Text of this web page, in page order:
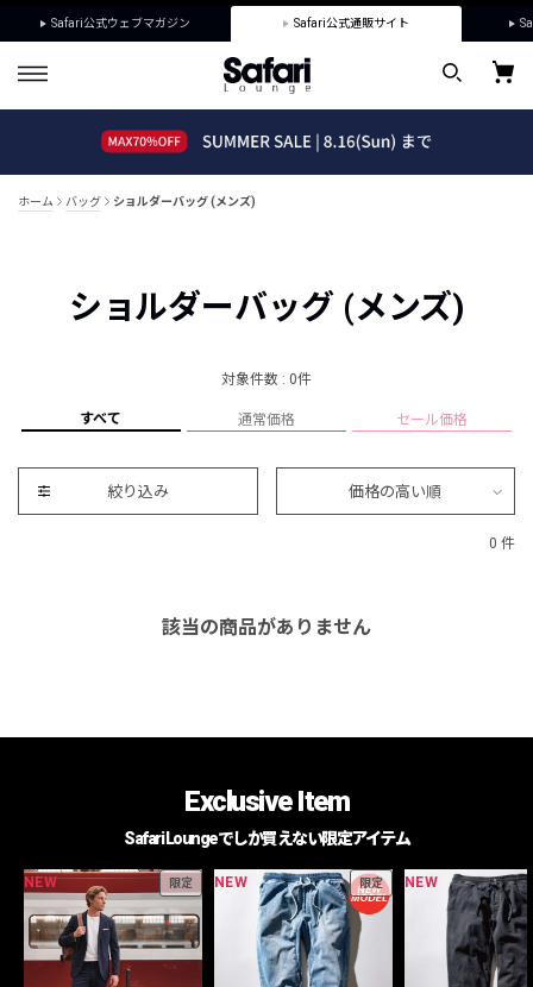
Safari公式ウェブマガジン Safari公式通販サイト
ホーム バッグ ショルダーバッグ (メンズ)
ショルダーバッグ (メンズ)
対象件数 : 0件
すべて 通常価格 セール価格
絞り込み 価格の高い順
0 件
該当の商品がありません
Exclusive Item
Safari Loungeでしか買えない限定アイテム
NEW 限定 NEW 限定 NEW